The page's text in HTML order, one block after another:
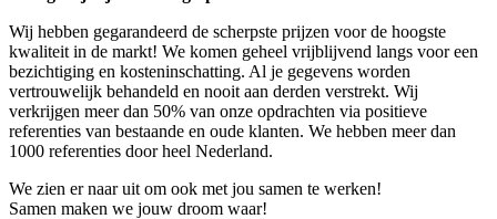
Wij hebben gegarandeerd de scherpste prijzen voor de hoogste
kwaliteit in de markt! We komen geheel vrijblijvend langs voor een
bezichtiging en kosteninschatting. Al je gegevens worden
vertrouwelijk behandeld en nooit aan derden verstrekt. Wij
verkrijgen meer dan 50% van onze opdrachten via positieve
referenties van bestaande en oude klanten. We hebben meer dan
1000 referenties door heel Nederland.
We zien er naar uit om ook met jou samen te werken!
Samen maken we jouw droom waar!